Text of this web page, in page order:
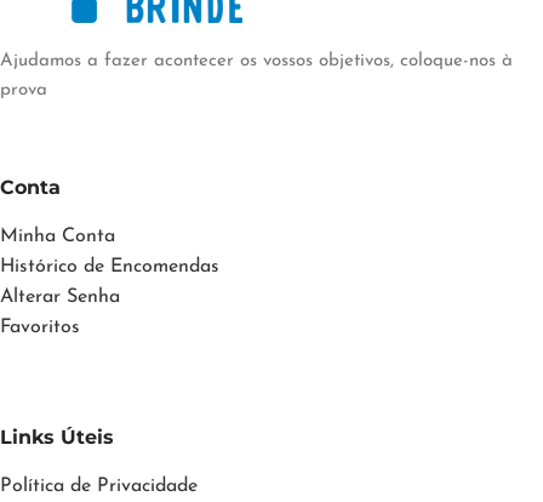
Ajudamos a fazer acontecer os vossos objetivos, coloque-nos à
prova
Conta
Minha Conta
Histórico de Encomendas
Alterar Senha
Favoritos
Links Úteis
Política de Privacidade